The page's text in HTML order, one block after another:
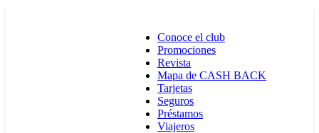
Conoce el club
Promociones
Revista
Mapa de CASH BACK
Tarjetas
Seguros
Préstamos
Viajeros